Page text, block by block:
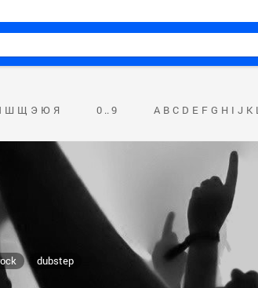
Ш Щ Э Ю Я 0 .. 9 A B C D E F G H I J K
dubstep